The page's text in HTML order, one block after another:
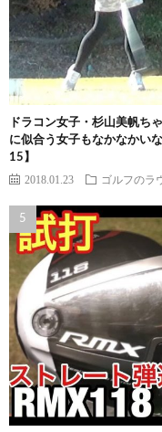
ドラコン女子・杉山美帆ち
に似合う女子もなかなかい
15】
2018.01.23 ゴルフのラ